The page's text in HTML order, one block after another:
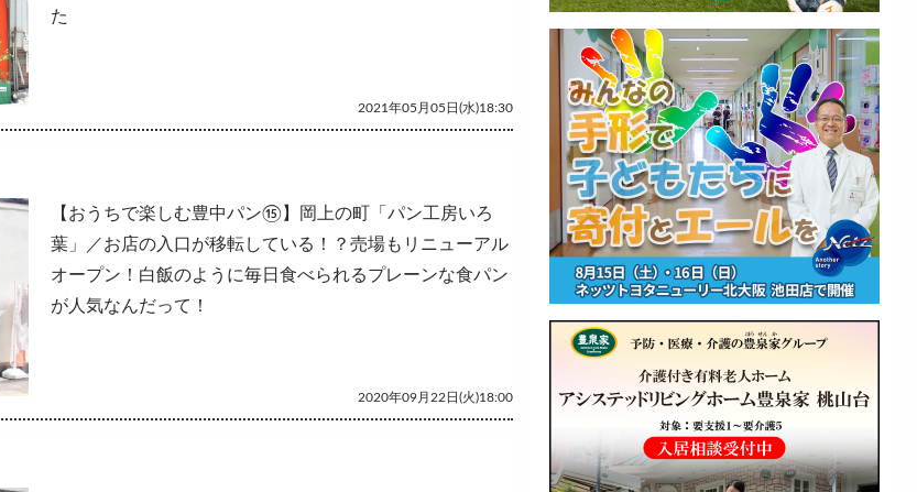
た
2021年05月05日(水)18:30
【おうちで楽しむ豊中パン⑮】岡上の町「パン工房いろ
葉」／お店の入口が移転している！？売場もリニューアル
オープン！白飯のように毎日食べられるプレーンな食パン
が人気なんだって！
2020年09月22日(火)18:00